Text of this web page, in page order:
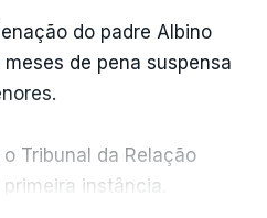
do padre Albino
de pena suspensa
Tribunal da Relação
instância.